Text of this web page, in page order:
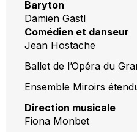
Baryton
Damien Gastl
Comédien et danseur
Jean Hostache
Ballet de l’Opéra du
Ensemble Miroirs
Direction musicale
Fiona Monbet